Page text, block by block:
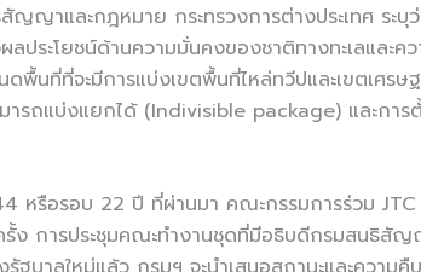
ญญาและกฎหมาย กระทรวงการต่างประเทศ ระบุ
ระโยชน์ด้านความมั่นคงของชาติทางทะเลแล
นที่ที่จะมีการแบ่งเขตพื้นที่ไหล่ทวีปและเขตเศร
ารถแบ่งแยกได้ (Indivisible package) และก
หรือรอบ 22 ปี ที่ผ่านมา คณะกรรมการร่วม
ง การประชุมคณะทำงานชุดที่มีอธิบดีกรมสนธิสั